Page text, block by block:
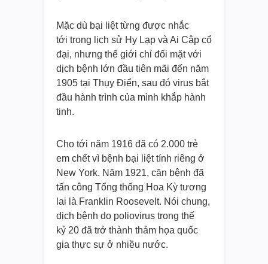
Mặc dù bại liệt từng được nhắc
tới trong lịch sử Hy Lạp và Ai Cập cổ
đại, nhưng thế giới chỉ đối mặt với
dịch bệnh lớn đầu tiên mãi đến năm
1905 tại Thụy Điển, sau đó virus bắt
đầu hành trình của mình khắp hành
tinh.
Cho tới năm 1916 đã có 2.000 trẻ
em chết vì bệnh bại liệt tính riêng ở
New York. Năm 1921, căn bệnh đã
tấn công Tổng thống Hoa Kỳ tương
lai là Franklin Roosevelt. Nói chung,
dịch bệnh do poliovirus trong thế
kỷ 20 đã trở thành thảm họa quốc
gia thực sự ở nhiều nước.